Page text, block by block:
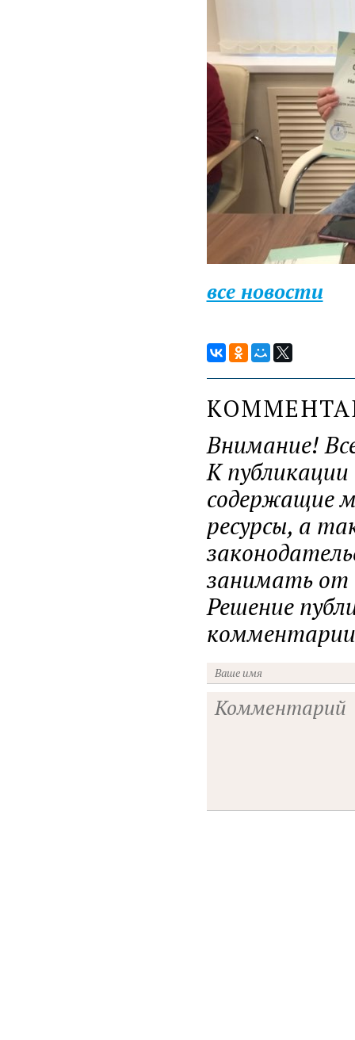
все новости
Внимание!
К
содержащие
ресурсы, а
занимать от
Решение